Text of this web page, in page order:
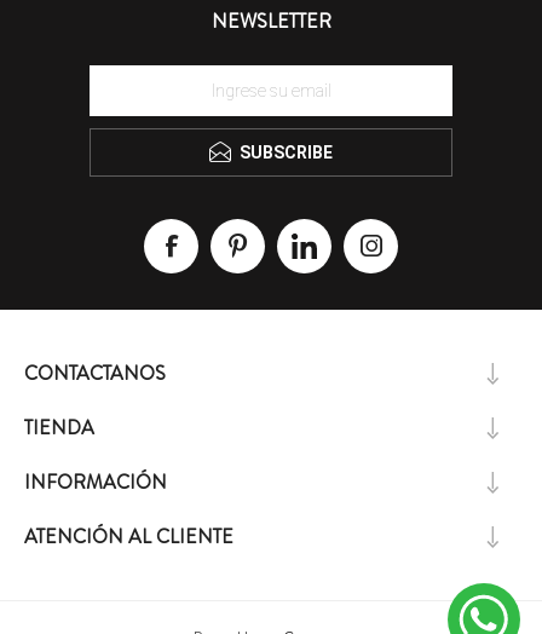
NEWSLETTER
SUBSCRIBE
CONTACTANOS
TIENDA
INFORMACIÓN
ATENCIÓN AL CLIENTE